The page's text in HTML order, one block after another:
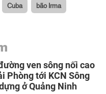
Cuba bão Irma
ven sông nối cao
Phòng tới KCN Sông
ở Quảng Ninh